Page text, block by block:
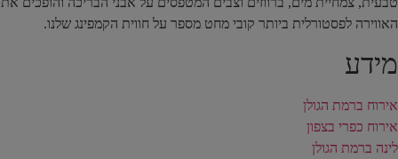
האווירה לפסטורלית ביותר קובי מחט מספר על חווית הקמפינג שלנו.
מידע
אירוח ברמת הגולן
אירוח כפרי בצפון
לינה ברמת הגולן